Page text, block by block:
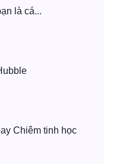
là cá...
Chiêm tinh học